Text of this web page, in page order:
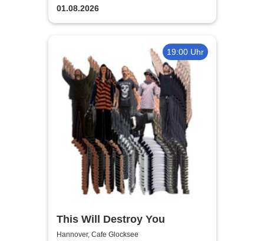
01.08.2026
19:00 Uhr
This Will Destroy You
Hannover, Cafe Glocksee